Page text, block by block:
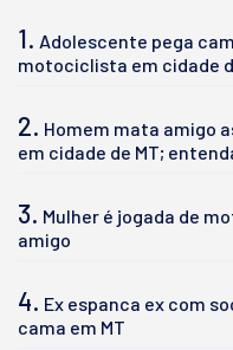
1. Adolescente pega
motociclista em cidade
2. Homem mata amigo
em cidade de MT;
3. Mulher é jogada de
amigo
4. Ex espanca ex com
cama em MT